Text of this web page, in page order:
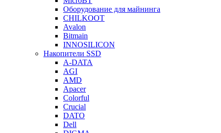
Оборудование для майнинга
CHILKOOT
Avalon
Bitmain
INNOSILICON
Накопители SSD
A-DATA
AGI
AMD
Apacer
Colorful
Crucial
DATO
Dell